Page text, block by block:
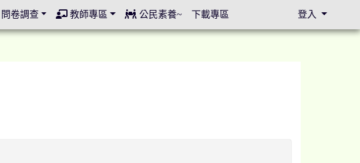
卷調查 教師專區 公民素養~ 下載專區 登入